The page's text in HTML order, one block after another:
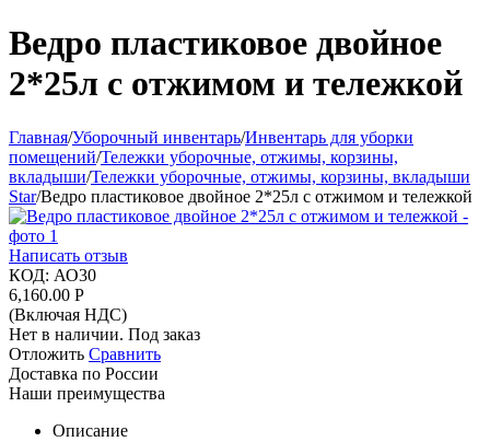
Ведро пластиковое двойное
2*25л с отжимом и тележкой
Главная/Уборочный инвентарь/Инвентарь для уборки
помещений/Тележки уборочные, отжимы, корзины,
вкладыши/Тележки уборочные, отжимы, корзины, вкладыши
Star/Ведро пластиковое двойное 2*25л с отжимом и тележкой
Написать отзыв
КОД: АО30
6,160.00 Р
(Включая НДС)
Нет в наличии. Под заказ
Отложить Сравнить
Доставка по России
Наши преимущества
Описание